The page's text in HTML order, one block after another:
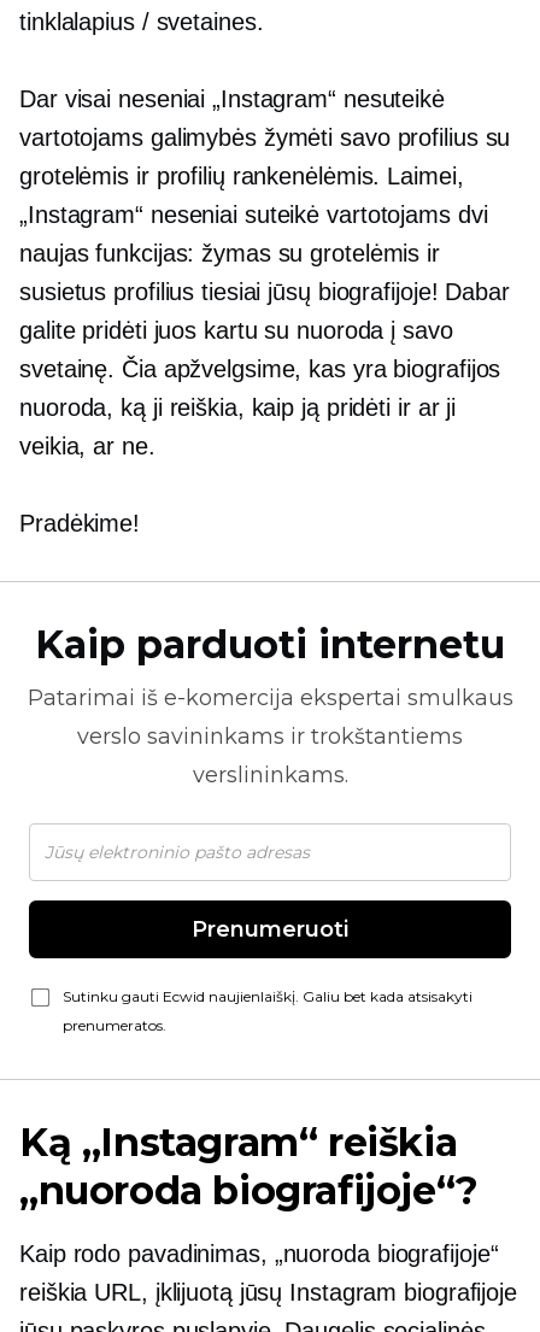
tinklalapius / svetaines.
Dar visai neseniai „Instagram“ nesuteikė
vartotojams galimybės žymėti savo profilius su
grotelėmis ir profilių rankenėlėmis. Laimei,
„Instagram“ neseniai suteikė vartotojams dvi
naujas funkcijas: žymas su grotelėmis ir
susietus profilius tiesiai jūsų biografijoje! Dabar
galite pridėti juos kartu su nuoroda į savo
svetainę. Čia apžvelgsime, kas yra biografijos
nuoroda, ką ji reiškia, kaip ją pridėti ir ar ji
veikia, ar ne.
Pradėkime!
Kaip parduoti internetu
Patarimai iš e-komercija ekspertai smulkaus
verslo savininkams ir trokštantiems
verslininkams.
Prenumeruoti
Sutinku gauti Ecwid naujienlaiškį. Galiu bet kada atsisakyti
prenumeratos.
Ką „Instagram“ reiškia
„nuoroda biografijoje“?
Kaip rodo pavadinimas, „nuoroda biografijoje“
reiškia URL, įklijuotą jūsų Instagram biografijoje